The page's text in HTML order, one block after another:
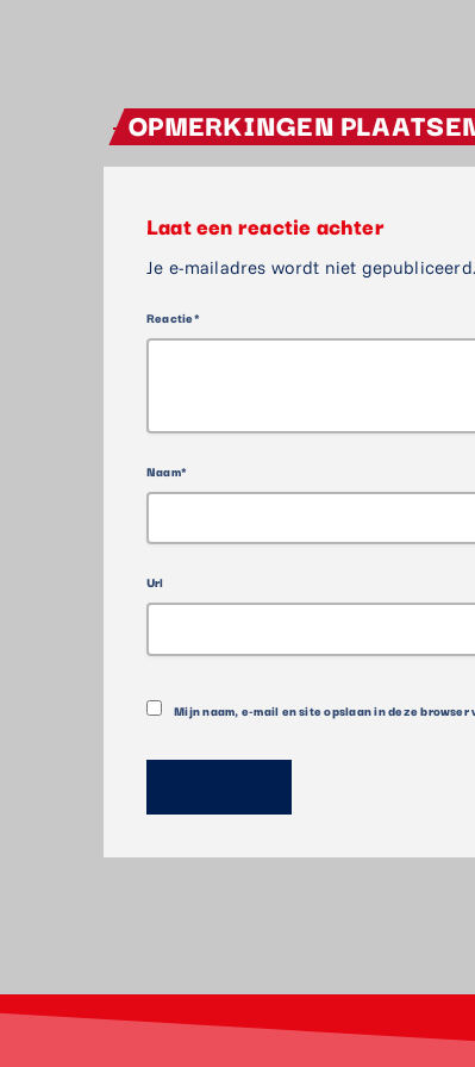
OPMERKINGEN
Laat een reactie achter
Je e-mailadres wordt niet
Reactie*
Naam*
Url
Mijn naam, e-mail en site opslaan in deze